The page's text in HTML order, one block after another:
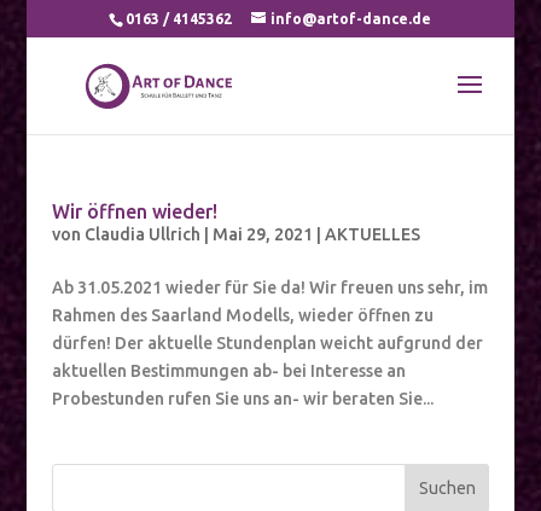
0163 / 4145362 info@artof-dance.de
Wir öffnen wieder!
von Claudia Ullrich Mai 29, 2021 AKTUELLES
Ab 31.05.2021 wieder für Sie da! Wir freuen uns sehr, im
Rahmen des Saarland Modells, wieder öffnen zu
dürfen! Der aktuelle Stundenplan weicht aufgrund der
aktuellen Bestimmungen ab- bei Interesse an
Probestunden rufen Sie uns an- wir beraten Sie...